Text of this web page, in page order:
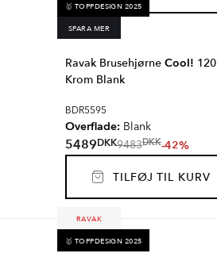
🥇 TOPPDESIGN 2025
SPARA MER
Ravak Brusehjørne Cool!
Krom Blank
BDR5595
Overflade: Blank
5489DKK9483DKK-42%
TILFØJ TIL KURV
RAVAK
🥇 TOPPDESIGN 2025